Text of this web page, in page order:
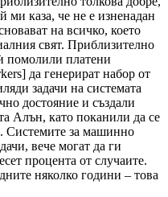
ми каза, че не е изненадан
на всичко, което
свят. Приблизително
помолили платени
да генерират набор от
задачи на системата
достояние и създали
Алън, като поканили да се
Системите за машинно
вече могат да ги
процента от случаите.
няколко години – това